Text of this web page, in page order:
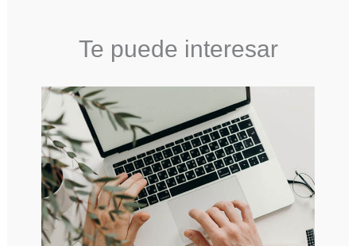
Te puede interesar